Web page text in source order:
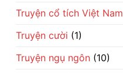
Truyện cổ tích Việt Nam
Truyện cười (1)
Truyện ngụ ngôn (10)